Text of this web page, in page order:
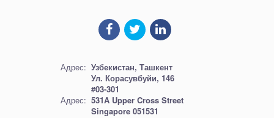
Адрес: Узбекистан, Ташкент
Ул. Корасувбуйи, 146
#03-301
Адрес: 531A Upper Cross Street
Singapore 051531